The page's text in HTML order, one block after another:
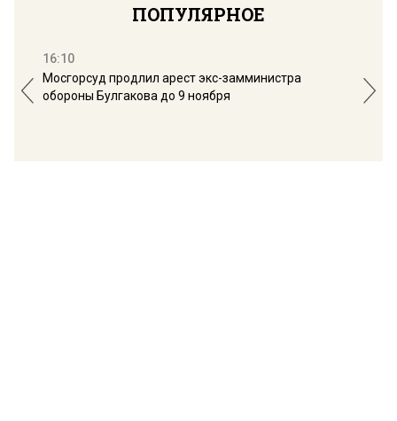
ПОПУЛЯРНОЕ
16:10
Мосгорсуд продлил арест экс-замминистра
обороны Булгакова до 9 ноября